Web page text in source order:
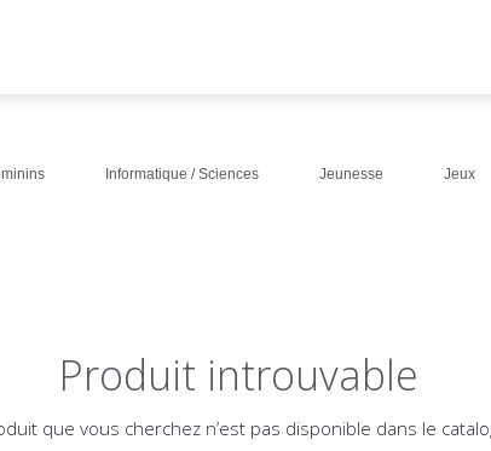
Informatique / Sciences Jeunesse Jeux
Produit introuvable
que vous cherchez n’est pas disponible dans le